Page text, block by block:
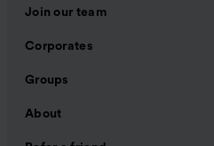
Join our team
Corporates
Groups
About